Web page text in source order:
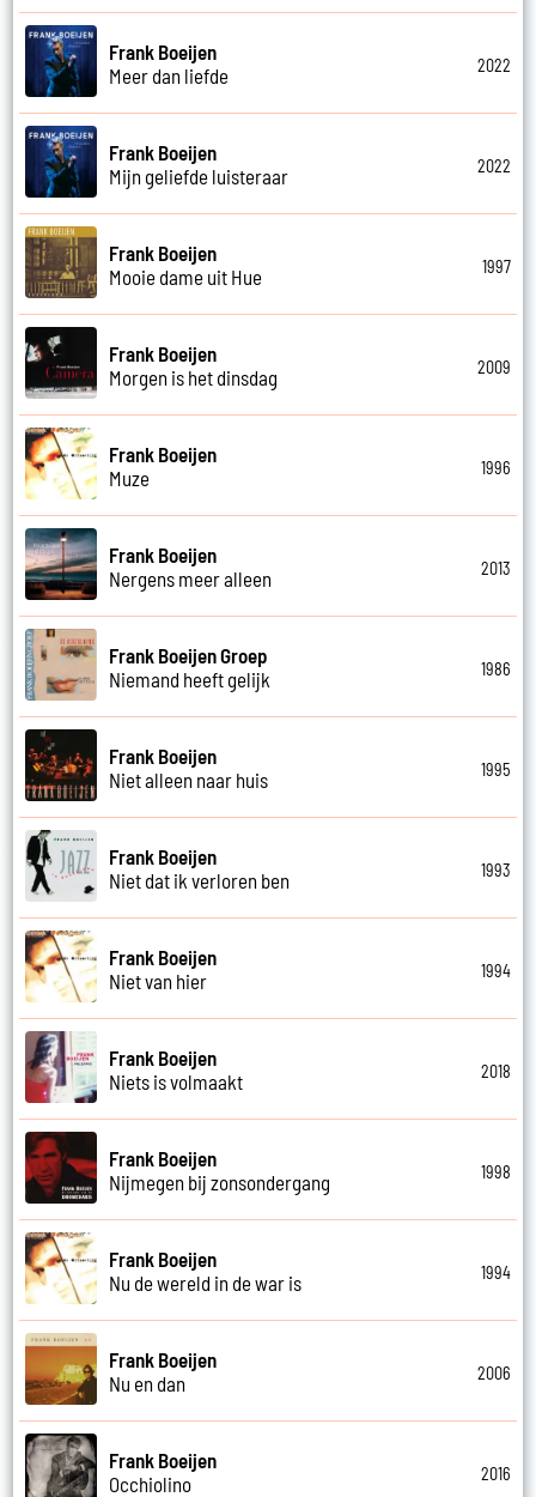
Frank Boeijen
Meer dan liefde
2022
Frank Boeijen
Mijn geliefde luisteraar
2022
Frank Boeijen
Mooie dame uit Hue
1997
Frank Boeijen
Morgen is het dinsdag
2009
Frank Boeijen
Muze
1996
Frank Boeijen
Nergens meer alleen
2013
Frank Boeijen Groep
Niemand heeft gelijk
1986
Frank Boeijen
Niet alleen naar huis
1995
Frank Boeijen
Niet dat ik verloren ben
1993
Frank Boeijen
Niet van hier
1994
Frank Boeijen
Niets is volmaakt
2018
Frank Boeijen
Nijmegen bij zonsondergang
1998
Frank Boeijen
Nu de wereld in de war is
1994
Frank Boeijen
Nu en dan
2006
Frank Boeijen
Occhiolino
2016